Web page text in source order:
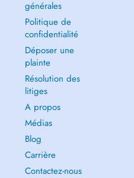
générales
Politique de
confidentialité
Déposer une
plainte
Résolution des
litiges
A propos
Médias
Blog
Carrière
Contactez-nous